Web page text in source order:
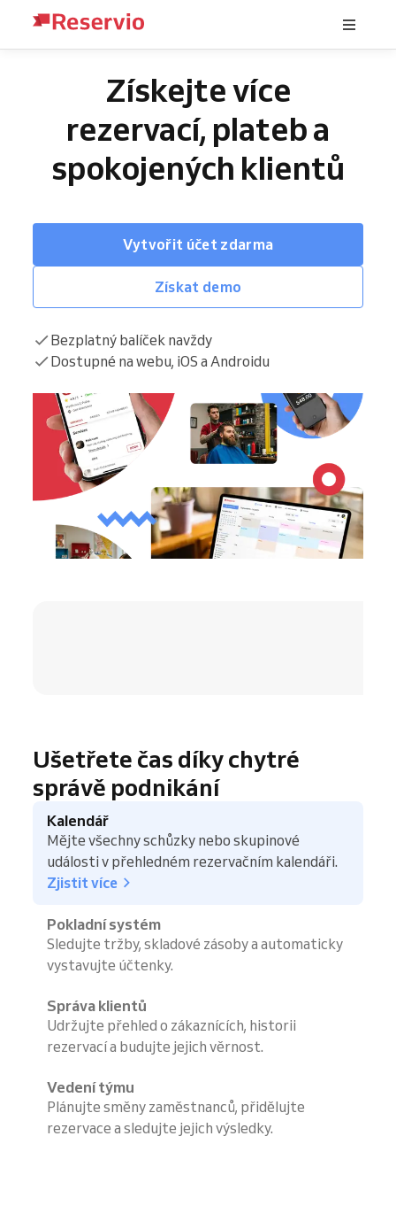
Získejte více
rezervací, plateb a
spokojených klientů
Vytvořit účet zdarma
Získat demo
Bezplatný balíček navždy
Dostupné na webu, iOS a Androidu
Ušetřete čas díky chytré
správě podnikání
Kalendář
Mějte všechny schůzky nebo skupinové
události v přehledném rezervačním kalendáři.
Zjistit více
Pokladní systém
Sledujte tržby, skladové zásoby a automaticky
vystavujte účtenky.
Správa klientů
Udržujte přehled o zákaznících, historii
rezervací a budujte jejich věrnost.
Vedení týmu
Plánujte směny zaměstnanců, přidělujte
rezervace a sledujte jejich výsledky.